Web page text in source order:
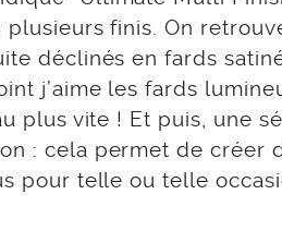
finis. On
déclinés en fards
j’aime les fards
plus vite ! Et puis, une
: cela permet de créer
pour telle ou telle